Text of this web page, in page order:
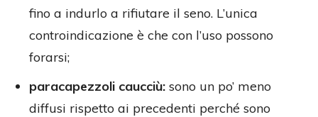
fino a indurlo a rifiutare il seno. L’unica
controindicazione è che con l’uso possono
forarsi;
paracapezzoli caucciù: sono un po’ meno
diffusi rispetto ai precedenti perché sono